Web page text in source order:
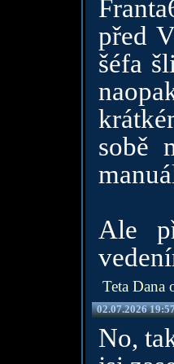
před
šéfa
sobě
Ale
Teta Dana
02.07.2026
No,